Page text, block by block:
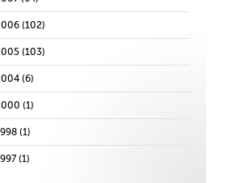
(102)
(103)
(6)
(1)
(1)
(1)